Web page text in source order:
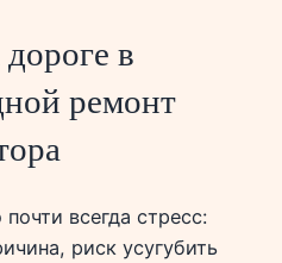
в
ремонт
всегда стресс:
риск усугубить